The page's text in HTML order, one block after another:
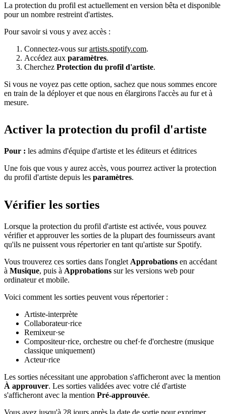
La protection du profil est actuellement en version bêta et disponible
pour un nombre restreint d'artistes.
Pour savoir si vous y avez accès :
Connectez-vous surartists.spotify.com.
Accédez aux paramètres.
Cherchez Protection du profil d'artiste.
Si vous ne voyez pas cette option, sachez que nous sommes encore
en train de la déployer et que nous en élargirons l'accès au fur et à
mesure.
Activer la protection du profil d'artiste
Pour : les admins d'équipe d'artiste et les éditeurs et éditrices
Une fois que vous y aurez accès, vous pourrez activer la protection
du profil d'artiste depuis les paramètres.
Vérifier les sorties
Lorsque la protection du profil d'artiste est activée, vous pouvez
vérifier et approuver les sorties de la plupart des fournisseurs avant
qu'ils ne puissent vous répertorier en tant qu'artiste sur Spotify.
Vous trouverez ces sorties dans l'onglet Approbations en accédant
à Musique, puis à Approbations sur les versions web pour
ordinateur et mobile.
Voici comment les sorties peuvent vous répertorier :
Artiste-interprète
Collaborateur·rice
Remixeur·se
Compositeur·rice, orchestre ou chef·fe d'orchestre (musique
classique uniquement)
Acteur·rice
Les sorties nécessitant une approbation s'afficheront avec la mention
À approuver. Les sorties validées avec votre clé d'artiste
s'afficheront avec la mention Pré-approuvée.